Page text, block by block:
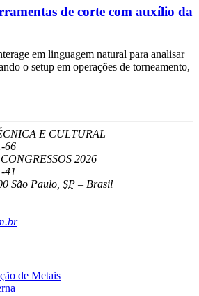
de corte com auxílio da
em linguagem natural para analisar
o setup em operações de torneamento,
E CULTURAL
66
2026
41
São Paulo SP – Brasil
de Metais